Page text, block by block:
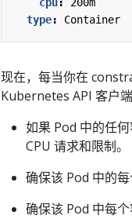
type: Container
现在，每当你在
Kubernetes API 客户
如果 Pod 中的任
CPU 请求和限制。
确保该 Pod 中的
确保该 Pod 中每